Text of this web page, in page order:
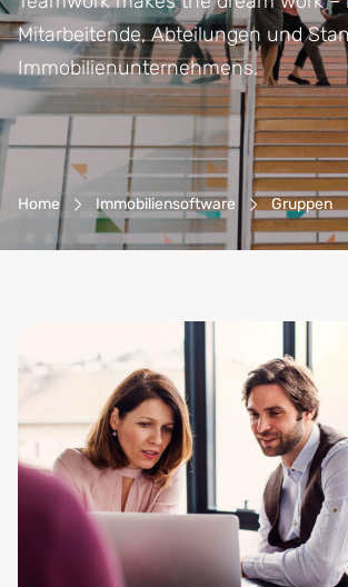
Mitarbeitende, Abteilungen und
Immobilienunternehmens.
Breadcrumb-Navigation
Home Immobiliensoftware Gruppen